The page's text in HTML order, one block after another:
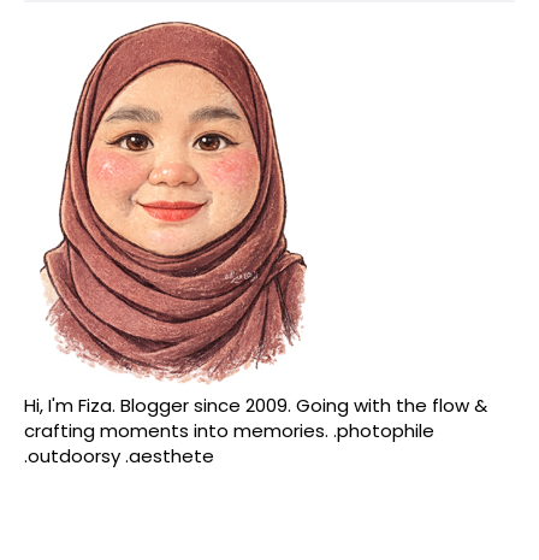
Hi, I'm Fiza. Blogger since 2009. Going with the flow &
crafting moments into memories. .photophile
.outdoorsy .aesthete